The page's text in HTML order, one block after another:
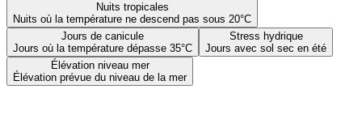
Nuits tropicales
Nuits où la température ne descend pas sous 20°C
Jours de canicule
Jours où la température dépasse 35°C
Stress hydrique
Jours avec sol sec en été
Élévation niveau mer
Élévation prévue du niveau de la mer